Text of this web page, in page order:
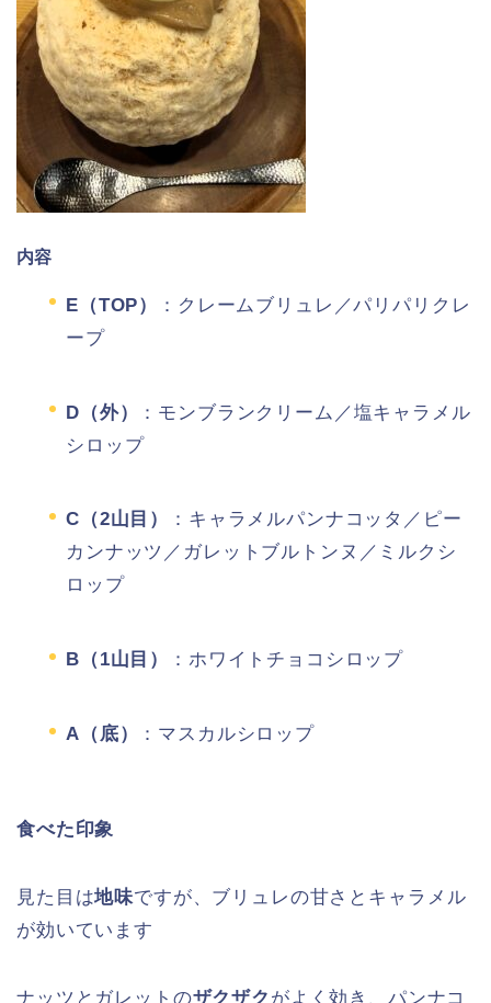
内容
E（TOP）
：クレームブリュレ／パリパリクレ
ープ
D（外）
：モンブランクリーム／塩キャラメル
シロップ
C（2山目）
：キャラメルパンナコッタ／ピー
カンナッツ／ガレットブルトンヌ／ミルクシ
ロップ
B（1山目） ：ホワイトチョコシロップ
A（底） ：マスカルシロップ
食べた印象
見た目は地味ですが、ブリュレの甘さとキャラメル
が効いています
ナッツとガレットのザクザク がよく効き、パンナコ